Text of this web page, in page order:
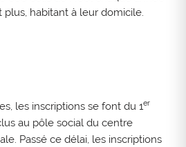
plus, habitant à leur domicile.
les inscriptions se font du 1er
au pôle social du centre
Passé ce délai, les inscriptions